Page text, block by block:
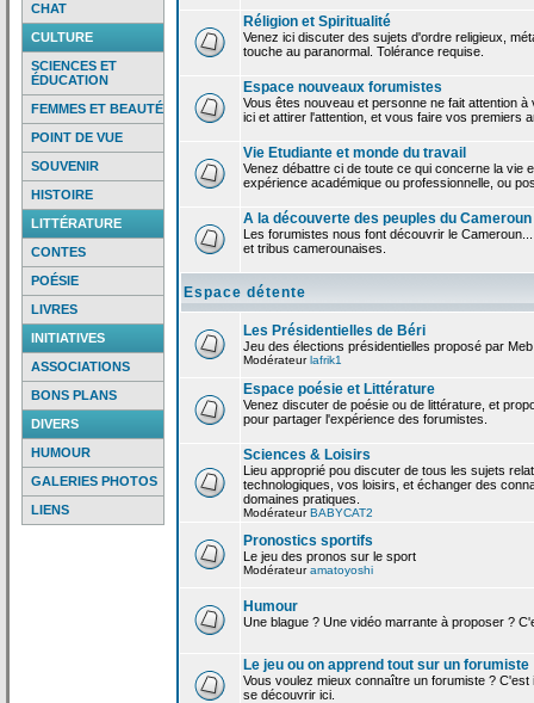
CHAT
CULTURE
SCIENCES ET
ÉDUCATION
FEMMES ET BEAUTÉ
POINT DE VUE
SOUVENIR
HISTOIRE
LITTÉRATURE
CONTES
POÉSIE
LIVRES
INITIATIVES
ASSOCIATIONS
BONS PLANS
DIVERS
HUMOUR
GALERIES PHOTOS
LIENS
Réligion et Spiritualité
Venez ici discuter des sujets d'ordre religieux,
touche au paranormal. Tolérance requise.
Espace nouveaux forumistes
Vous êtes nouveau et personne ne fait attention
ici et attirer l'attention, et vous faire vos premiers
Vie Etudiante et monde du travail
Venez débattre ci de toute ce qui concerne la vie
expérience académique ou professionnelle, ou
A la découverte des peuples du Cameroun
Les forumistes nous font découvrir le
et tribus camerounaises.
Espace détente
Les Présidentielles de Béri
Jeu des élections présidentielles proposé par Meb
Modérateurlafrik1
Espace poésie et Littérature
Venez discuter de poésie ou de littérature, et
pour partager l'expérience des forumistes.
Sciences & Loisirs
Lieu approprié pou discuter de tous les sujets
technologiques, vos loisirs, et échanger des
domaines pratiques.
ModérateurBABYCAT2
Pronostics sportifs
Le jeu des pronos sur le sport
Modérateuramatoyoshi
Humour
Une blague ? Une vidéo marrante à proposer ?
Le jeu ou on apprend tout sur un forumiste
Vous voulez mieux connaître un forumiste ? C'est
se découvrir ici.